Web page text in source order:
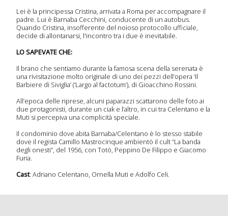
serie
Lei è la principessa Cristina, arrivata a Roma per accompagnare il
padre. Lui è Barnaba Cecchini, conducente di un autobus.
Quando Cristina, insofferente del noioso protocollo ufficiale,
decide di allontanarsi, l'incontro tra i due è inevitabile.
LO SAPEVATE CHE:
Il brano che sentiamo durante la famosa scena della serenata è
una rivisitazione molto originale di uno dei pezzi dell’opera ‘Il
Barbiere di Siviglia’ (‘Largo al factotum’), di Gioacchino Rossini.
All’epoca delle riprese, alcuni paparazzi scattarono delle foto ai
due protagonisti, durante un ciak e l’altro, in cui tra Celentano e la
Muti si percepiva una complicità speciale.
Il condominio dove abita Barnaba/Celentano è lo stesso stabile
dove il regista Camillo Mastrocinque ambientò il cult “La banda
degli onesti”, del 1956, con Totò, Peppino De Filippo e Giacomo
Furia.
Cast: Adriano Celentano, Ornella Muti e Adolfo Celi.